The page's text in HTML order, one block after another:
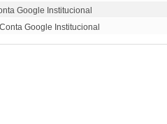
Google Institucional
Google Institucional